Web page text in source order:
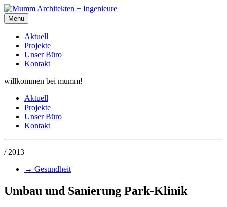
Menu
Aktuell
Projekte
Unser Büro
Kontakt
willkommen bei mumm!
Aktuell
Projekte
Unser Büro
Kontakt
/ 2013
→ Gesundheit
Umbau und Sanierung Park-Klinik